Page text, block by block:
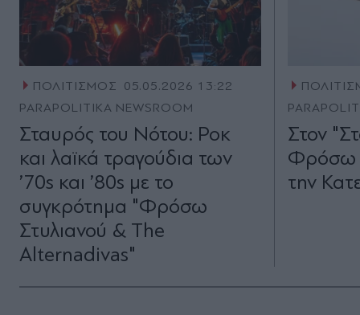
ΠΟΛΙΤΙΣΜΟΣ
05.05.2026 13:22
PARAPOLITIKA NEWSROOM
Σταυρός του Νότου: Ροκ
και λαϊκά τραγούδια των
’70s και ’80s με το
συγκρότημα "Φρόσω
Στυλιανού & The
Alternadivas"
Στον
Φρόσω
την